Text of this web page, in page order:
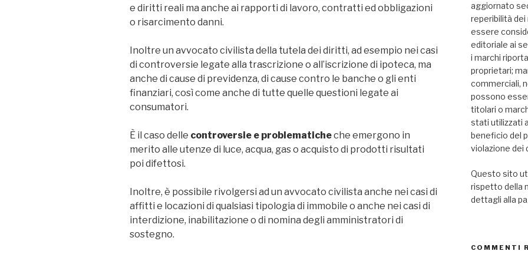
e diritti reali ma anche ai rapporti di lavoro, contratti ed obbligazioni
o risarcimento danni.
Inoltre un avvocato civilista della tutela dei diritti, ad esempio nei casi
di controversie legate alla trascrizione o all’iscrizione di ipoteca, ma
anche di cause di previdenza, di cause contro le banche o gli enti
finanziari, così come anche di tutte quelle questioni legate ai
consumatori.
È il caso delle controversie e problematicheche emergono in
merito alle utenze di luce, acqua, gas o acquisto di prodotti risultati
poi difettosi.
Inoltre, è possibile rivolgersi ad un avvocato civilista anche nei casi di
affitti e locazioni di qualsiasi tipologia di immobile o anche nei casi di
interdizione, inabilitazione o di nomina degli amministratori di
sostegno.
aggiornato
reperibilità
essere
editoriale ai
i marchi
proprietari;
commerciali,
possono
titolari o
stati utilizzati
beneficio del
violazione dei
Questo sito
rispetto della
dettagli alla
COMMENTI